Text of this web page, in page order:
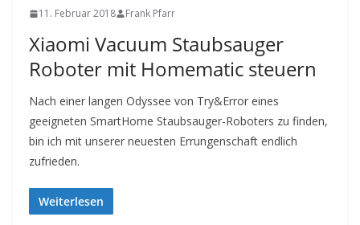
11. Februar 2018 Frank Pfarr
Xiaomi Vacuum Staubsauger
Roboter mit Homematic steuern
Nach einer langen Odyssee von Try&Error eines
geeigneten SmartHome Staubsauger-Roboters zu finden,
bin ich mit unserer neuesten Errungenschaft endlich
zufrieden.
Weiterlesen